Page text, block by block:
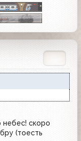
скоро
(тоесть